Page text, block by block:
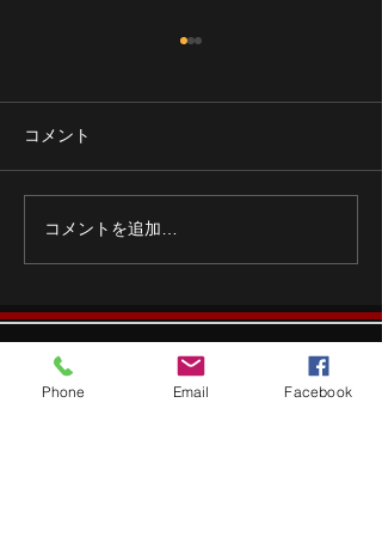
熱で弱っているのでしょ
うか…
コメント
コメントを追加…
Share
Phone Email Facebook